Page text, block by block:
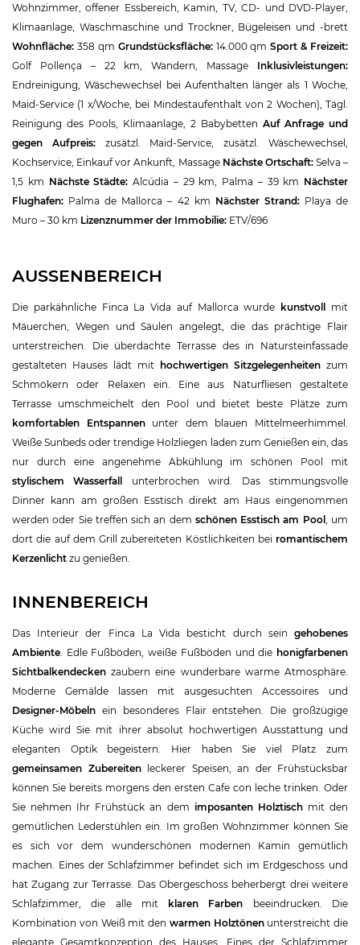
Wohnzimmer, offener Essbereich, Kamin, TV, CD- und DVD-Player,
Klimaanlage, Waschmaschine und Trockner, Bügeleisen und -brett
Wohnfläche: 358 qm Grundstücksfläche:14.000 qmSport & Freizeit:
Golf Pollença – 22 km, Wandern, Massage Inklusivleistungen:
Endreinigung, Wäschewechsel bei Aufenthalten länger als 1 Woche,
Maid-Service (1 x/Woche, bei Mindestaufenthalt von 2 Wochen), Tägl.
Reinigung des Pools, Klimaanlage, 2 Babybetten Auf Anfrage und
gegen Aufpreis:zusätzl. Maid-Service, zusätzl. Wäschewechsel,
Kochservice, Einkauf vor Ankunft, Massage Nächste Ortschaft:Selva –
1,5 km Nächste Städte: Alcúdia – 29 km, Palma – 39 km Nächster
Flughafen: Palma de Mallorca – 42 km Nächster Strand: Playa de
Muro – 30 km Lizenznummer der Immobilie: ETV/696
AUSSENBEREICH
Die parkähnliche Finca La Vida auf Mallorca wurde kunstvoll mit
Mäuerchen, Wegen und Säulen angelegt, die das prächtige Flair
unterstreichen. Die überdachte Terrasse des in Natursteinfassade
gestalteten Hauses lädt mit hochwertigen Sitzgelegenheiten zum
Schmökern oder Relaxen ein. Eine aus Naturfliesen gestaltete
Terrasse umschmeichelt den Pool und bietet beste Plätze zum
komfortablen Entspannenunter dem blauen Mittelmeerhimmel.
Weiße Sunbeds oder trendige Holzliegen laden zum Genießen ein, das
nur durch eine angenehme Abkühlung im schönen Pool mit
stylischem Wasserfall unterbrochen wird. Das stimmungsvolle
Dinner kann am großen Esstisch direkt am Haus eingenommen
werden oder Sie treffen sich an dem schönen Esstisch am Pool, um
dort die auf dem Grill zubereiteten Köstlichkeiten bei romantischem
Kerzenlicht zu genießen.
INNENBEREICH
Das Interieur der Finca La Vida besticht durch sein gehobenes
Ambiente . Edle Fußböden, weiße Fußböden und die honigfarbenen
Sichtbalkendecken zaubern eine wunderbare warme Atmosphäre.
Moderne Gemälde lassen mit ausgesuchten Accessoires und
Designer-Möbeln ein besonderes Flair entstehen. Die großzügige
Küche wird Sie mit ihrer absolut hochwertigen Ausstattung und
eleganten Optik begeistern. Hier haben Sie viel Platz zum
gemeinsamen Zubereitenleckerer Speisen, an der Frühstücksbar
können Sie bereits morgens den ersten Cafe con leche trinken. Oder
Sie nehmen Ihr Frühstück an dem imposanten Holztischmit den
gemütlichen Lederstühlen ein. Im großen Wohnzimmer können Sie
es sich vor dem wunderschönen modernen Kamin gemütlich
machen. Eines der Schlafzimmer befindet sich im Erdgeschoss und
hat Zugang zur Terrasse. Das Obergeschoss beherbergt drei weitere
Schlafzimmer, die alle mit klaren Farben beeindrucken. Die
Kombination von Weiß mit den warmen Holztönenunterstreicht die
elegante Gesamtkonzeption des Hauses. Eines der Schlafzimmer